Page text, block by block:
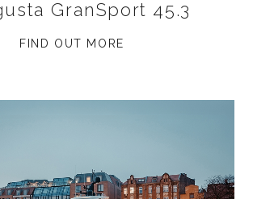
GranSport 45.3
FIND OUT MORE